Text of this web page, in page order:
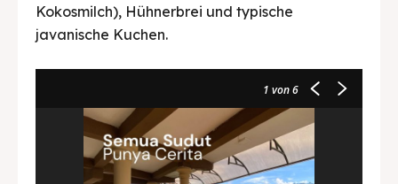
Kokosmilch), Hühnerbrei und typische
javanische Kuchen.
1 von 6